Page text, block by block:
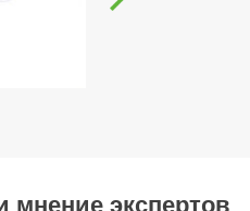
мнение экспертов